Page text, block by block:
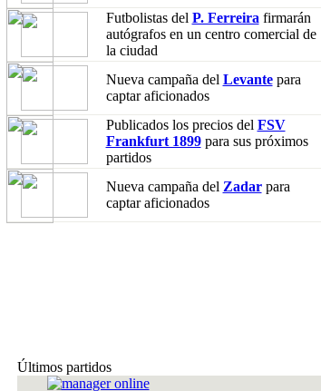
Futbolistas del P. Ferreira firmarán
autógrafos en un centro comercial de
la ciudad
Nueva campaña del Levantepara
captar aficionados
Publicados los precios del FSV
Frankfurt 1899para sus próximos
partidos
Nueva campaña del Zadarpara
captar aficionados
Últimos partidos